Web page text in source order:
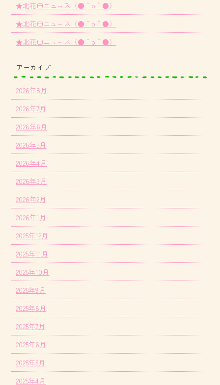
★北花田ニュ～ス（●＾o＾●）
★北花田ニュ～ス（●＾o＾●）
★北花田ニュ～ス（●＾o＾●）
アーカイブ
2026年8月
2026年7月
2026年6月
2026年5月
2026年4月
2026年3月
2026年2月
2026年1月
2025年12月
2025年11月
2025年10月
2025年9月
2025年8月
2025年7月
2025年6月
2025年5月
2025年4月